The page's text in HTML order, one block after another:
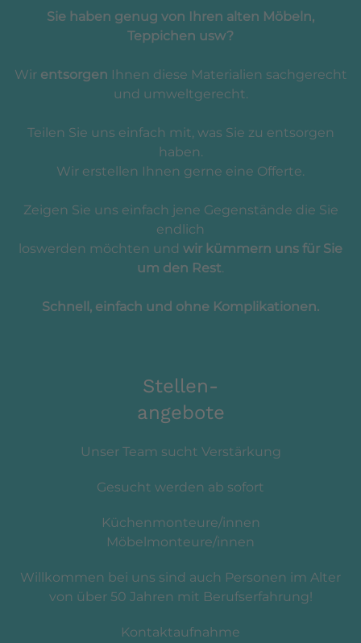
Sie haben genug von Ihren alten Möbeln,
Teppichen usw?
Wir entsorgen Ihnen diese Materialien sachgerecht
und umweltgerecht.
Teilen Sie uns einfach mit, was Sie zu entsorgen
haben.
Wir erstellen Ihnen gerne eine Offerte.
Zeigen Sie uns einfach jene Gegenstände die Sie
endlich
loswerden möchten und wir kümmern uns für Sie
um den Rest.
Schnell, einfach und ohne Komplikationen.
Stellen-
angebote
Unser Team sucht Verstärkung
Gesucht werden ab sofort
Küchenmonteure/innen
Möbelmonteure/innen
Willkommen bei uns sind auch Personen im Alter
von über 50 Jahren mit Berufserfahrung!
Kontaktaufnahme